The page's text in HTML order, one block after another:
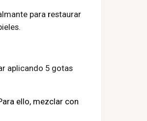
para restaurar
aplicando 5 gotas
ello, mezclar con